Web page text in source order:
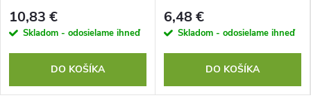
10,83 €
Skladom - odosielame ihneď
DO KOŠÍKA
6,48 €
Skladom - odosielame ihneď
DO KOŠÍKA